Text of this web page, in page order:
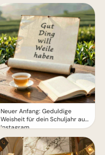
Neuer Anfang: Geduldige
Weisheit für dein Schuljahr auf
Instagram.